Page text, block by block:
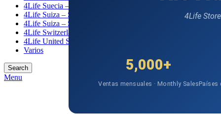
4Life Suecia – Sweden
4Life Suiza – Schweiz
4Life Suiza – Suisse
4Life Switzerland
4Life United States
Varios
Search
Menu
4Life
5,000+
Ventas mensuales · Monthly SalesPaíses